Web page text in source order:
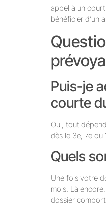
appel à un
bénéficier d’un
Puis-je
courte
Oui, tout
dès le 3e, 7e ou
Quels
Une fois votre
mois. Là
dossier